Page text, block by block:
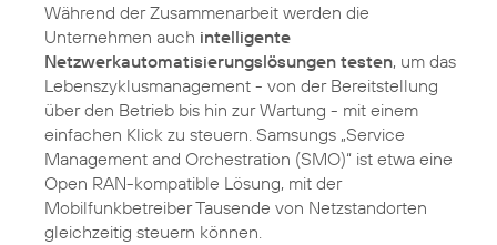
Während der Zusammenarbeit werden die
Unternehmen auch intelligente
Netzwerkautomatisierungslösungen testen, um das
Lebenszyklusmanagement - von der Bereitstellung
über den Betrieb bis hin zur Wartung - mit einem
einfachen Klick zu steuern. Samsungs „Service
Management and Orchestration (SMO)“ ist etwa eine
Open RAN-kompatible Lösung, mit der
Mobilfunkbetreiber Tausende von Netzstandorten
gleichzeitig steuern können.